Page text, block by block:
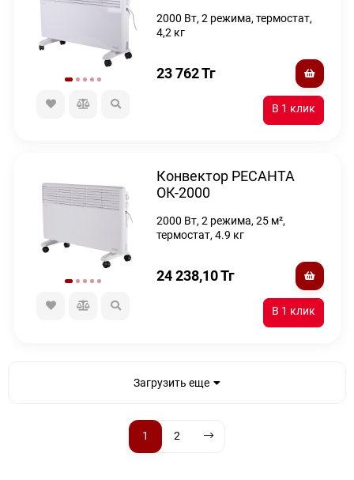
2000 Вт, 2 режима, термостат,
4,2 кг
23 762Тг
Конвектор РЕСАНТА
ОК-2000
2000 Вт, 2 режима, 25 м²,
термостат, 4.9 кг
24 238,10Тг
Загрузить еще
1 2